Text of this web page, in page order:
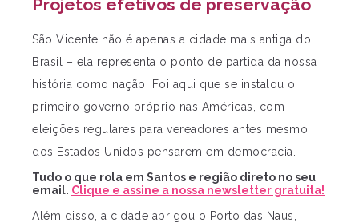
Projetos efetivos de preservação
São Vicente não é apenas a cidade mais antiga do
Brasil – ela representa o ponto de partida da nossa
história como nação. Foi aqui que se instalou o
primeiro governo próprio nas Américas, com
eleições regulares para vereadores antes mesmo
dos Estados Unidos pensarem em democracia.
Tudo o que rola em Santos e região direto no seu
email. Clique e assine a nossa newsletter gratuita!
Além disso, a cidade abrigou o Porto das Naus,